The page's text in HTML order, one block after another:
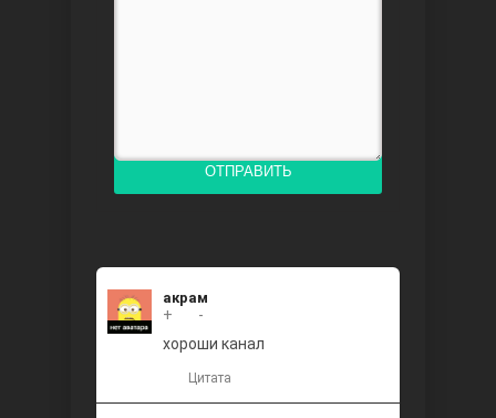
Между
ОТПРАВИТЬ
акрам
+
-
хороши канал
Цитата